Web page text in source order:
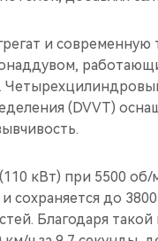
и
(DVVT)
кВт) при 5500
до
Благодаря такой